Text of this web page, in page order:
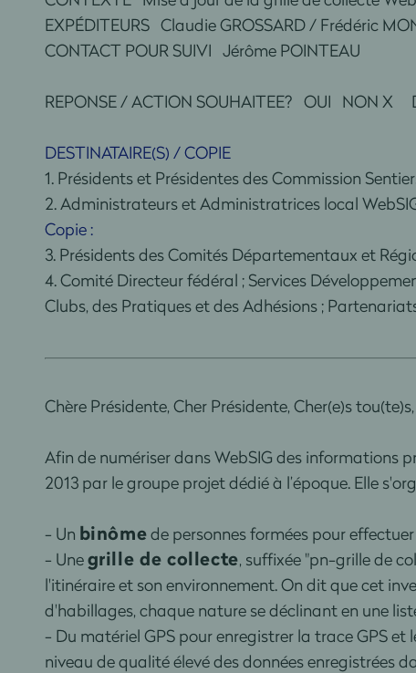
EXPÉDITEURS Claudie GROSSARD /
CONTACT POUR SUIVI Jérôme POINTEAU
REPONSE / ACTION SOUHAITEE? OUI NON X
DESTINATAIRE(S) / COPIE
1. Présidents et Présidentes des Commission
2. Administrateurs et Administratrices local
Copie :
3. Présidents des Comités Départementaux et
4. Comité Directeur fédéral ; Services
Clubs, des Pratiques et des Adhésions ;
Chère Présidente, Cher Présidente, Cher(e)s tou(te)s,
Afin de numériser dans WebSIG des informations
2013 par le groupe projet dédié à l’époque. Elle
- Un binômede personnes formées pour
- Unegrille de collecte, suffixée "pn-grille de
l'itinéraire et son environnement. On dit que cet
d'habillages, chaque nature se déclinant en une
- Du matériel GPS pour enregistrer la trace GPS
niveau de qualité élevé des données enregistrées